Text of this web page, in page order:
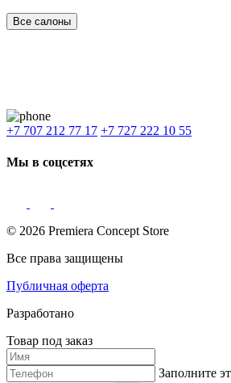
Все салоны
+7 707 212 77 17 +7 727 222 10 55
Мы в соцсетях
© 2026 Premiera Concept Store
Все права защищены
Публичная оферта
Разработано
Товар под заказ
Заполните